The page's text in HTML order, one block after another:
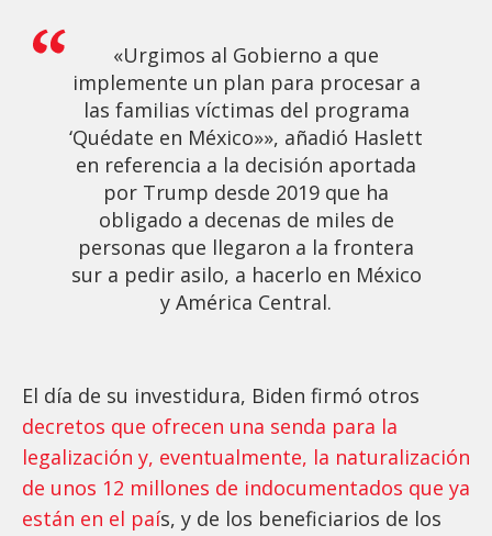
«Urgimos al Gobierno a que
implemente un plan para procesar a
las familias víctimas del programa
‘Quédate en México»», añadió Haslett
en referencia a la decisión aportada
por Trump desde 2019 que ha
obligado a decenas de miles de
personas que llegaron a la frontera
sur a pedir asilo, a hacerlo en México
y América Central.
El día de su investidura, Biden firmó otros
decretos que ofrecen una senda para la
legalización y, eventualmente, la naturalización
de unos 12 millones de indocumentados que ya
están en el país, y de los beneficiarios de los